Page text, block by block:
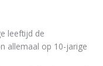
leeftijd de
allemaal op 10-jarige